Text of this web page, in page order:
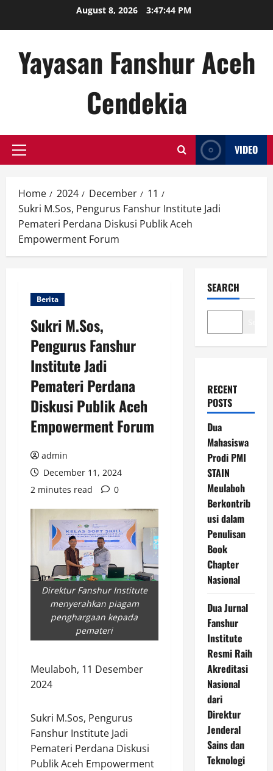
August 8, 2026 3:47:45 PM
Yayasan Fanshur Aceh
Cendekia
Primary
VIDEO
Home 2024 December
11
Sukri M.Sos, Pengurus Fanshur Institute Jadi
Pemateri Perdana Diskusi Publik Aceh
Empowerment Forum
Berita
Sukri M.Sos,
Pengurus Fanshur
Institute Jadi
Pemateri Perdana
Diskusi Publik Aceh
Empowerment Forum
admin
December 11, 2024
2 minutes read
0
Direktur Fanshur Institute
menyerahkan piagam
penghargaan kepada
pemateri
Meulaboh, 11 Desember
2024
Sukri M.Sos, Pengurus
Fanshur Institute Jadi
Pemateri Perdana Diskusi
Publik Aceh Empowerment
SEARCH
RECENT
POSTS
Dua
Mahasiswa
Prodi PMI
STAIN
Meulaboh
Berkontrib
usi dalam
Penulisan
Book
Chapter
Nasional
Dua Jurnal
Fanshur
Institute
Resmi Raih
Akreditasi
Nasional
dari
Direktur
Jenderal
Sains dan
Teknologi